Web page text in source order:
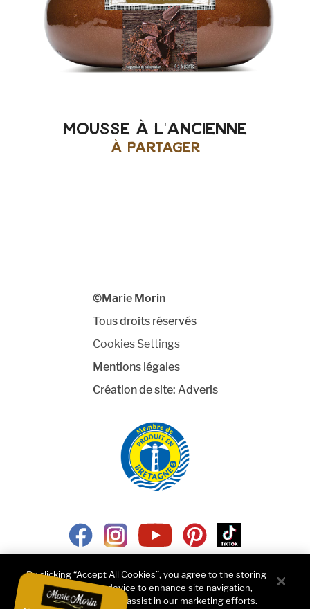
mousse à l'ancienne
à partager
©Marie Morin
Tous droits réservés
Cookies Settings
Mentions légales
Création de site: Adveris
Nous rejoindre
Je suis un professionnel
By clicking “Accept All Cookies”, you agree to the storing
of cookies on your device to enhance site navigation,
analyze site usage, and assist in our marketing efforts.